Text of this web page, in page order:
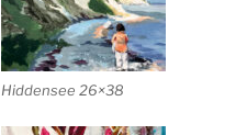
Hiddensee 26×38